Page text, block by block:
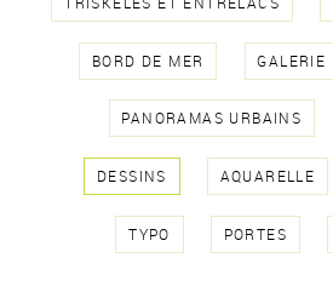
BORD DE MER GALERIE
PANORAMAS URBAINS
DESSINS AQUARELLE
TYPO PORTES